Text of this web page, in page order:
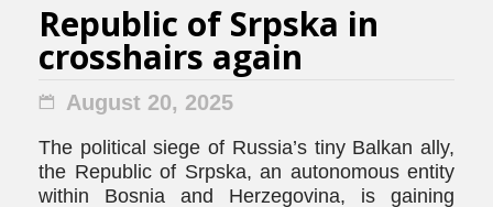
Republic of Srpska in
crosshairs again
August 20, 2025
The political siege of Russia’s tiny Balkan ally,
the Republic of Srpska, an autonomous entity
within Bosnia and Herzegovina, is gaining